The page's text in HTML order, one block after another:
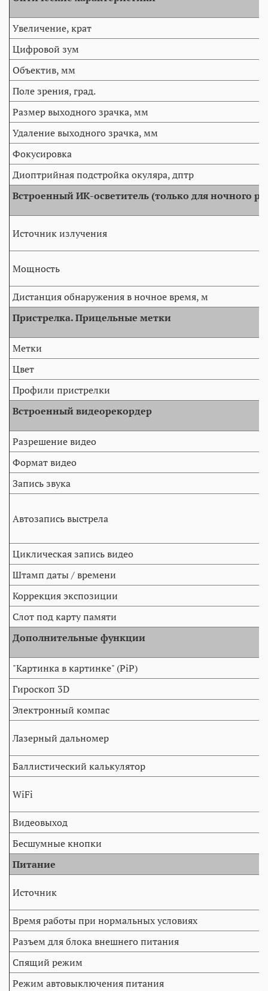
Увеличение, крат
Цифровой зум
Объектив, мм
Поле зрения, град.
Размер выходного зрачка, мм
Удаление выходного зрачка, мм
Фокусировка
Диоптрийная подстройка окуляра, дптр
Встроенный ИК-осветитель (только для ночного
Источник излучения
Мощность
Дистанция обнаружения в ночное время, м
Пристрелка. Прицельные метки
Метки
Цвет
Профили пристрелки
Встроенный видеорекордер
Разрешение видео
Формат видео
Запись звука
Автозапись выстрела
Циклическая запись видео
Штамп даты / времени
Коррекция экспозиции
Слот под карту памяти
Дополнительные функции
"Картинка в картинке" (PiP)
Гироскоп 3D
Электронный компас
Лазерный дальномер
Баллистический калькулятор
WiFi
Видеовыход
Бесшумные кнопки
Питание
Источник
Время работы при нормальных условиях
Разъем для блока внешнего питания
Спящий режим
Режим автовыключения питания